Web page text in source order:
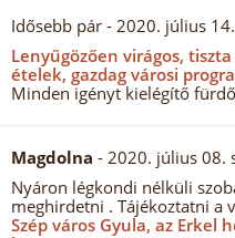
Idősebb pár - 2020. július
Lenyűgözően virágos,
ételek, gazdag városi
Minden igényt kielégítő
Magdolna - 2020. július 08.
Nyáron légkondi nélküli
meghirdetni . Tájékoztatni a
Szép város Gyula, az Erkel